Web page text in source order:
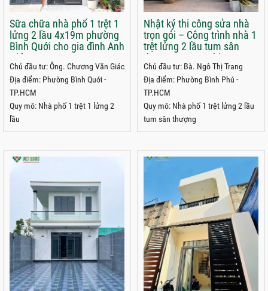
Sữa chữa nhà phố 1 trệt 1
lửng 2 lầu 4x19m phường
Bình Quới cho gia đình Anh
Giác
Chủ đầu tư: Ông. Chương Văn Giác
Địa điểm: Phường Bình Quới -
TP.HCM
Quy mô: Nhà phố 1 trệt 1 lửng 2
lầu
Nhật ký thi công sửa nhà
trọn gói – Công trình nhà 1
trệt lửng 2 lầu tum sân
thượng 4x15m chị Trang
phường Bình Phú, TPHCM
Chủ đầu tư: Bà. Ngô Thị Trang
Địa điểm: Phường Bình Phú -
TP.HCM
Quy mô: Nhà phố 1 trệt lửng 2 lầu
tum sân thượng